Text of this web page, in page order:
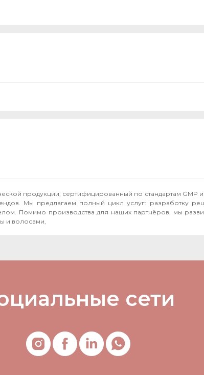
продукции, сертифицированный по стандартам GMP
Мы предлагаем полный цикл услуг: разработку
—
и волосами,
сети